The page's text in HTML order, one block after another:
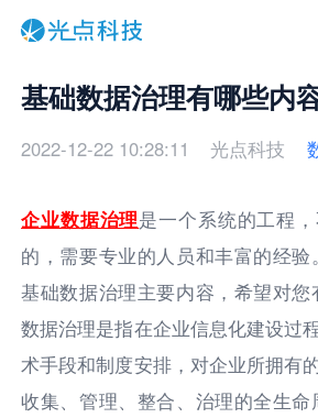
基础数据治理有哪些内
2022-12-22 10:28:11 光点科技
企业数据治理是一个系统的工程
的，需要专业的人员和丰富的经
基础数据治理主要内容，希望对
数据治理是指在企业信息化建设过
术手段和制度安排，对企业所拥有
收集、管理、整合、治理的全生